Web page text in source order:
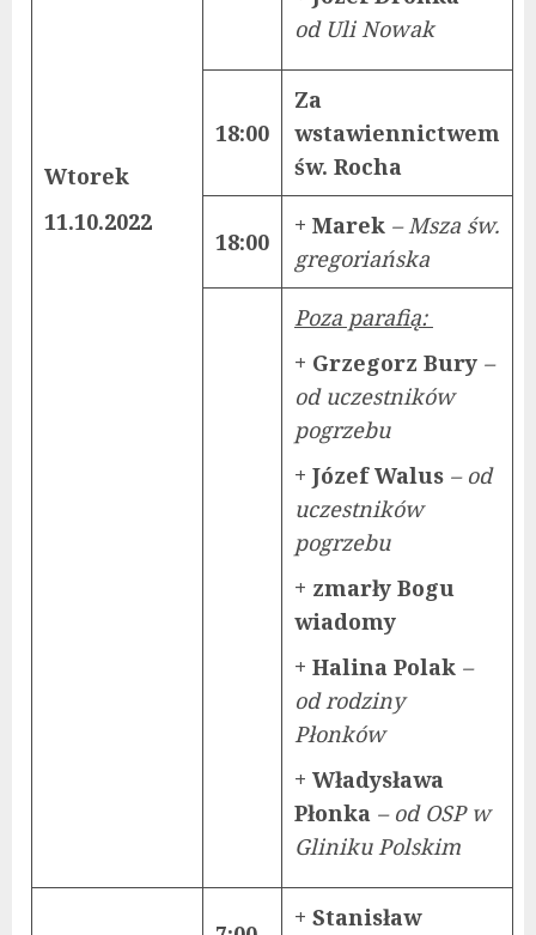
Wtorek
11.10.2022
od Uli Nowak
18:00
Za
wstawiennictwem
św. Rocha
18:00
+ Marek – Msza św.
gregoriańska
Poza parafią:
+ Grzegorz Bury –
od uczestników
pogrzebu
+ Józef Walus – od
uczestników
pogrzebu
+ zmarły Bogu
wiadomy
+ Halina Polak –
od rodziny
Płonków
+ Władysława
Płonka – od OSP w
Gliniku Polskim
+ Stanisław